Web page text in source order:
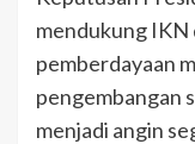
mendukung IKN
pemberdayaan
pengembangan
menjadi angin